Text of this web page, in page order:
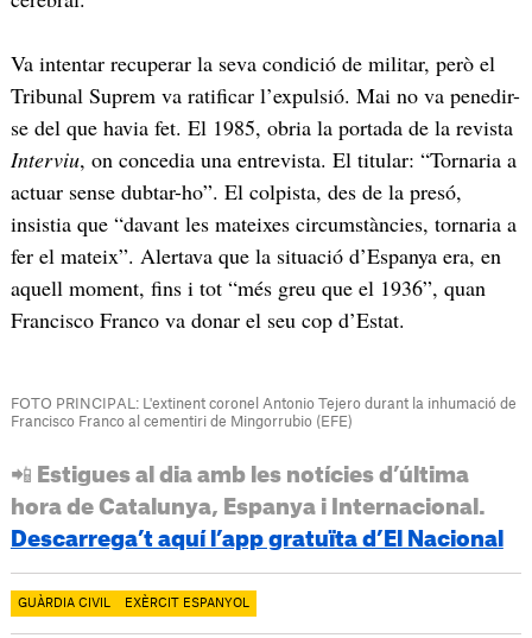
Va intentar recuperar la seva condició de militar, però el
Tribunal Suprem va ratificar l’expulsió. Mai no va penedir-
se del que havia fet. El 1985, obria la portada de la revista
Interviu, on concedia una entrevista. El titular: “Tornaria a
actuar sense dubtar-ho”. El colpista, des de la presó,
insistia que “davant les mateixes circumstàncies, tornaria a
fer el mateix”. Alertava que la situació d’Espanya era, en
aquell moment, fins i tot “més greu que el 1936”, quan
Francisco Franco va donar el seu cop d’Estat.
FOTO PRINCIPAL: L'extinent coronel Antonio Tejero durant la inhumació de
Francisco Franco al cementiri de Mingorrubio (EFE)
📲 Estigues al dia amb les notícies d’última
hora de Catalunya, Espanya i Internacional.
Descarrega’t aquí l’app gratuïta d’El Nacional
GUÀRDIA CIVIL EXÈRCIT ESPANYOL